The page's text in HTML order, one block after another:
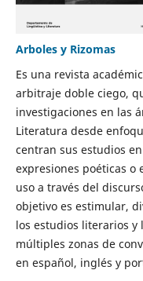
Arboles y Rizomas
Es una revista
arbitraje doble ciego,
investigaciones en las
Literatura desde
centran sus estudios
expresiones poéticas o
uso a través del
objetivo es estimular,
los estudios literarios y
múltiples zonas de
en español, inglés y